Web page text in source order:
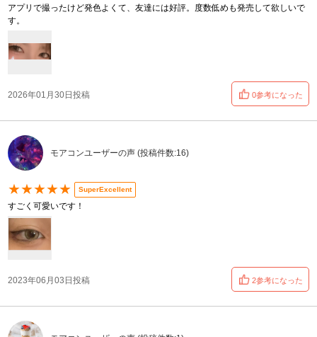
アプリで撮ったけど発色よくて、友達には好評。度数低めも発売して欲しいで
す。
2026年01月30日投稿 0参考になった
モアコンユーザーの声 (投稿件数:16)
★★★★★ SuperExcellent
すごく可愛いです！
2023年06月03日投稿 2参考になった